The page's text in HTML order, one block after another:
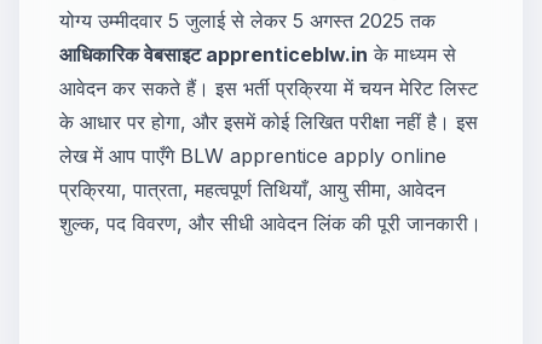
योग्य उम्मीदवार 5 जुलाई से लेकर 5 अगस्त 2025 तक
आधिकारिक वेबसाइट apprenticeblw.in के माध्यम से
आवेदन कर सकते हैं। इस भर्ती प्रक्रिया में चयन मेरिट लिस्ट
के आधार पर होगा, और इसमें कोई लिखित परीक्षा नहीं है। इस
लेख में आप पाएँगे BLW apprentice apply online
प्रक्रिया, पात्रता, महत्वपूर्ण तिथियाँ, आयु सीमा, आवेदन
शुल्क, पद विवरण, और सीधी आवेदन लिंक की पूरी जानकारी।